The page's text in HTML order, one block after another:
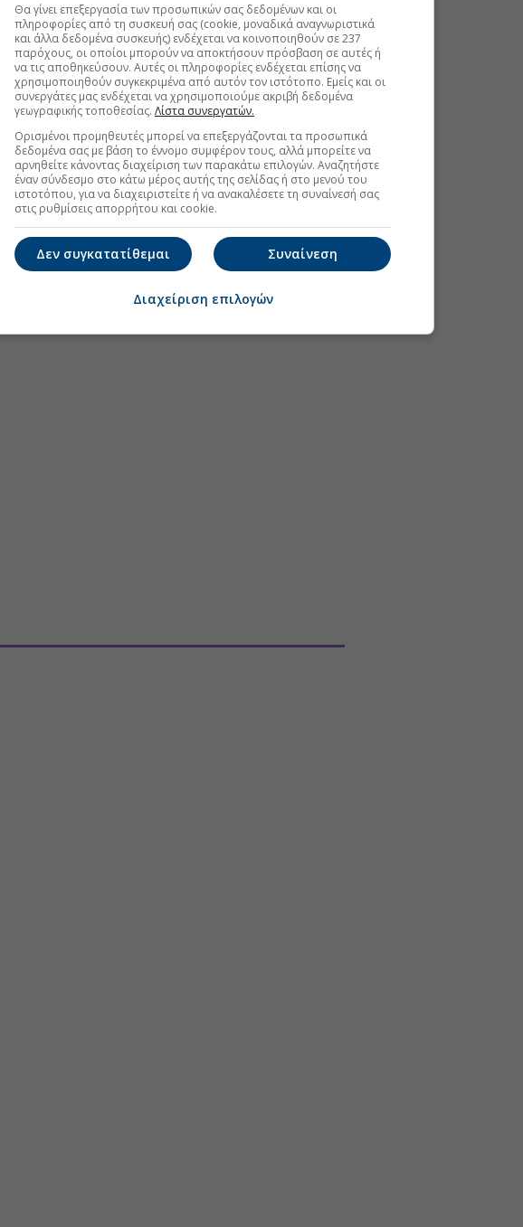
MYAGRO για τους αγρότες ο
Πρόεδρο της Αιγύπτου αλ Σίσι
Η Κύπρος είναι έτοιμη να συνδράμει
για τους πυρόπληκτους
στο Discover
Θα γίνει επεξεργασία των προσωπικών σας δεδομένων και οι
πληροφορίες από τη συσκευή σας (cookie, μοναδικά αναγνωριστικά
και άλλα δεδομένα συσκευής) ενδέχεται να κοινοποιηθούν σε 237
παρόχους, οι οποίοι μπορούν να αποκτήσουν πρόσβαση σε αυτές ή
να τις αποθηκεύσουν. Αυτές οι πληροφορίες ενδέχεται επίσης να
χρησιμοποιηθούν συγκεκριμένα από αυτόν τον ιστότοπο. Εμείς και οι
συνεργάτες μας ενδέχεται να χρησιμοποιούμε ακριβή δεδομένα
γεωγραφικής τοποθεσίας. Λίστα συνεργατών.
Ορισμένοι προμηθευτές μπορεί να επεξεργάζονται τα προσωπικά
δεδομένα σας με βάση το έννομο συμφέρον τους, αλλά μπορείτε να
αρνηθείτε κάνοντας διαχείριση των παρακάτω επιλογών. Αναζητήστε
έναν σύνδεσμο στο κάτω μέρος αυτής της σελίδας ή στο μενού του
ιστοτόπου, για να διαχειριστείτε ή να ανακαλέσετε τη συναίνεσή σας
στις ρυθμίσεις απορρήτου και cookie.
Συναίνεση
Δεν συγκατατίθεμαι
Διαχείριση επιλογών